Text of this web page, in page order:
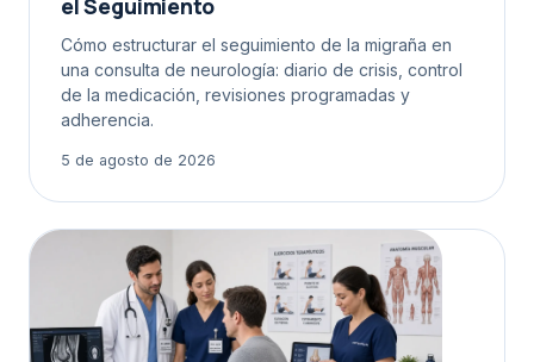
Cómo estructurar el seguimiento de la migraña en
una consulta de neurología: diario de crisis, control
de la medicación, revisiones programadas y
adherencia.
5 de agosto de 2026